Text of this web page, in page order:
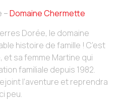
–Domaine Chermette
Dorée, le domaine
histoire de famille ! C’est
et sa femme Martine qui
familiale depuis 1982.
l’aventure et reprendra
peu.